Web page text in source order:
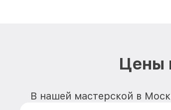
Цены
В нашей мастерской в